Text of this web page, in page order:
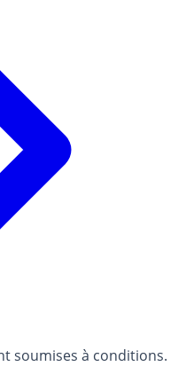
soumises à conditions.